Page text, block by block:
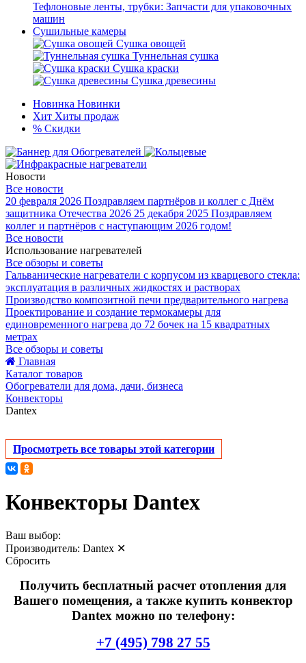
Тефлоновые ленты, трубки: Запчасти для упаковочных
машин
Сушильные камеры
Сушка овощей
Туннельная сушка
Сушка краски
Сушка древесины
Новинка Новинки
Хит Хиты продаж
% Скидки
Новости
Все новости
20 февраля 2026 Поздравляем партнёров и коллег с Днём
защитника Отечества 2026 25 декабря 2025 Поздравляем
коллег и партнёров с наступающим 2026 годом!
Все новости
Использование нагревателей
Все обзоры и советы
Гальванические нагреватели с корпусом из кварцевого стекла:
эксплуатация в различных жидкостях и растворах
Производство композитной печи предварительного нагрева
Проектирование и создание термокамеры для
единовременного нагрева до 72 бочек на 15 квадратных
метрах
Все обзоры и советы
Главная
Каталог товаров
Обогреватели для дома, дачи, бизнеса
Конвекторы
Dantex
Просмотреть все товары этой категории
Конвекторы Dantex
Ваш выбор:
Производитель: Dantex ✕
Сбросить
Получить бесплатный расчет отопления для
Вашего помещения, а также купить конвектор
Dantex можно по телефону:
+7 (495) 798 27 55